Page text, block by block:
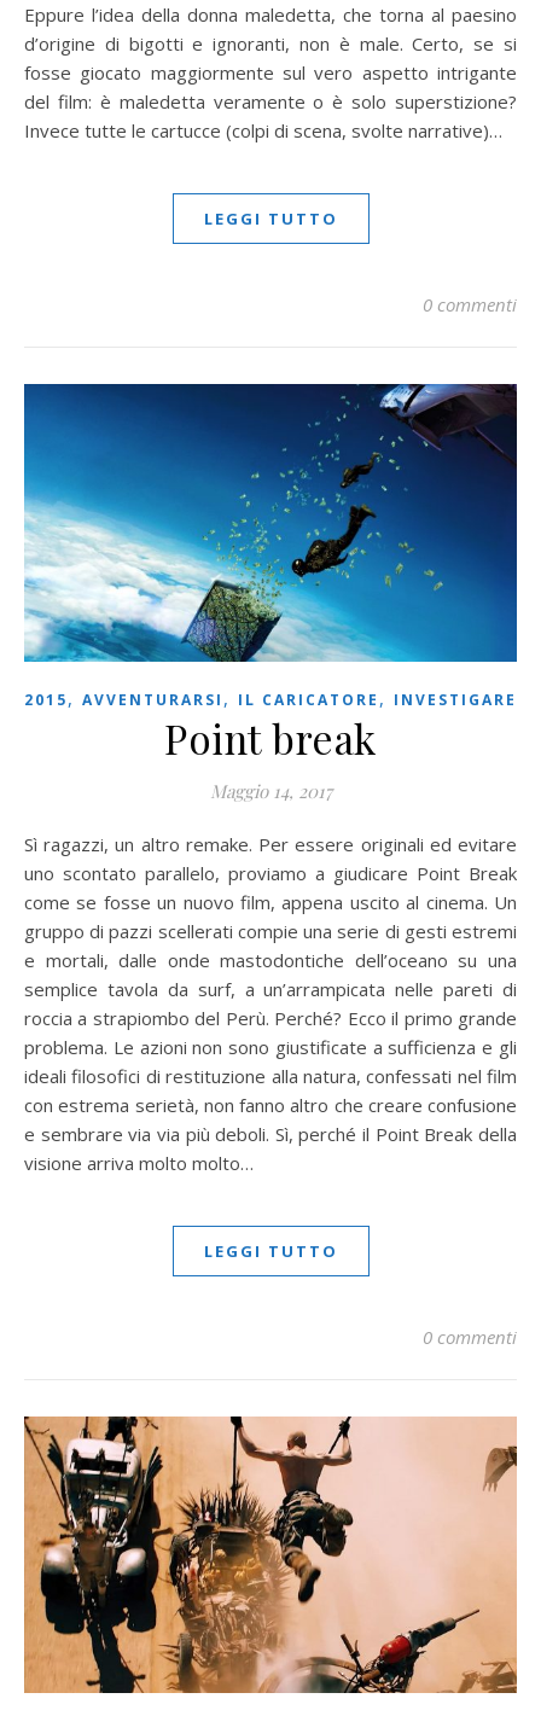
Eppure l’idea della donna maledetta, che torna al paesino
d’origine di bigotti e ignoranti, non è male. Certo, se si
fosse giocato maggiormente sul vero aspetto intrigante
del film: è maledetta veramente o è solo superstizione?
Invece tutte le cartucce (colpi di scena, svolte narrative)…
LEGGI TUTTO
0 commenti
2015, AVVENTURARSI , IL CARICATORE , INVESTIGARE
Point break
Maggio 14, 2017
Sì ragazzi, un altro remake. Per essere originali ed evitare
uno scontato parallelo, proviamo a giudicare Point Break
come se fosse un nuovo film, appena uscito al cinema. Un
gruppo di pazzi scellerati compie una serie di gesti estremi
e mortali, dalle onde mastodontiche dell’oceano su una
semplice tavola da surf, a un’arrampicata nelle pareti di
roccia a strapiombo del Perù. Perché? Ecco il primo grande
problema. Le azioni non sono giustificate a sufficienza e gli
ideali filosofici di restituzione alla natura, confessati nel film
con estrema serietà, non fanno altro che creare confusione
e sembrare via via più deboli. Sì, perché il Point Break della
visione arriva molto molto…
LEGGI TUTTO
0 commenti